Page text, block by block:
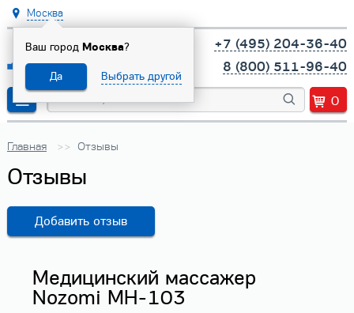
Москва
Ваш город Москва?
Да Выбрать другой
+7 (495) 204-36-40
8 (800) 511-96-40
0
Главная Отзывы
Отзывы
Добавить отзыв
Медицинский массажер
Nozomi MH-103